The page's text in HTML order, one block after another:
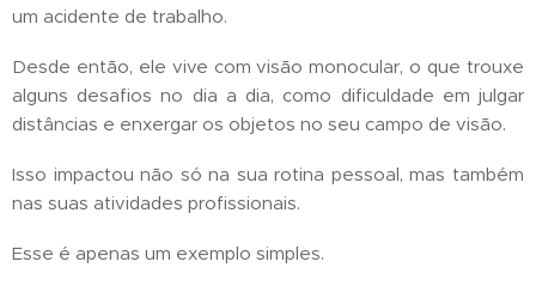
um acidente de trabalho.
Desde então, ele vive com visão monocular, o que trouxe
alguns desafios no dia a dia, como dificuldade em julgar
distâncias e enxergar os objetos no seu campo de visão.
Isso impactou não só na sua rotina pessoal, mas também
nas suas atividades profissionais.
Esse é apenas um exemplo simples.